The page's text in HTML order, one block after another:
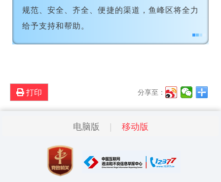
规范、安全、齐全、便捷的渠道，鱼峰区将全力
给予支持和帮助。
打印 分享至：
电脑版 移动版